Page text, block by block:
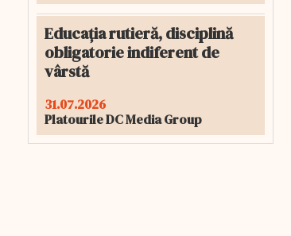
Educația rutieră, disciplină
obligatorie indiferent de
vârstă
31.07.2026
Platourile DC Media Group